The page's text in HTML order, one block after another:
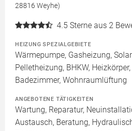
28816 Weyhe)
4.5 Sterne aus 2
HEIZUNG SPEZIALGEBIETE
Wärmepumpe, Gasheizung,
Pelletheizung, BHKW,
Badezimmer, Wohnraumlüftung
ANGEBOTENE TÄTIGKEITEN
Wartung, Reparatur,
Austausch, Beratung,